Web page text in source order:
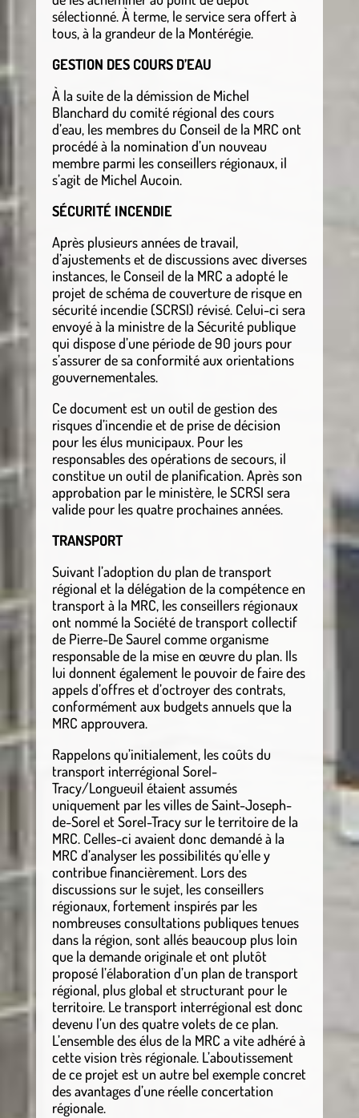
sélectionné. À terme, le service sera offert à
tous, à la grandeur de la Montérégie.
GESTION DES COURS D’EAU
À la suite de la démission de Michel
Blanchard du comité régional des cours
d’eau, les membres du Conseil de la MRC ont
procédé à la nomination d’un nouveau
membre parmi les conseillers régionaux, il
s’agit de Michel Aucoin.
SÉCURITÉ INCENDIE
Après plusieurs années de travail,
d’ajustements et de discussions avec diverses
instances, le Conseil de la MRC a adopté le
projet de schéma de couverture de risque en
sécurité incendie (SCRSI) révisé. Celui-ci sera
envoyé à la ministre de la Sécurité publique
qui dispose d’une période de 90 jours pour
s’assurer de sa conformité aux orientations
gouvernementales.
Ce document est un outil de gestion des
risques d’incendie et de prise de décision
pour les élus municipaux. Pour les
responsables des opérations de secours, il
constitue un outil de planification. Après son
approbation par le ministère, le SCRSI sera
valide pour les quatre prochaines années.
TRANSPORT
Suivant l’adoption du plan de transport
régional et la délégation de la compétence en
transport à la MRC, les conseillers régionaux
ont nommé la Société de transport collectif
de Pierre-De Saurel comme organisme
responsable de la mise en œuvre du plan. Ils
lui donnent également le pouvoir de faire des
appels d’offres et d’octroyer des contrats,
conformément aux budgets annuels que la
MRC approuvera.
Rappelons qu’initialement, les coûts du
transport interrégional Sorel-
Tracy/Longueuil étaient assumés
uniquement par les villes de Saint-Joseph-
de-Sorel et Sorel-Tracy sur le territoire de la
MRC. Celles-ci avaient donc demandé à la
MRC d’analyser les possibilités qu’elle y
contribue financièrement. Lors des
discussions sur le sujet, les conseillers
régionaux, fortement inspirés par les
nombreuses consultations publiques tenues
dans la région, sont allés beaucoup plus loin
que la demande originale et ont plutôt
proposé l’élaboration d’un plan de transport
régional, plus global et structurant pour le
territoire. Le transport interrégional est donc
devenu l’un des quatre volets de ce plan.
L’ensemble des élus de la MRC a vite adhéré à
cette vision très régionale. L’aboutissement
de ce projet est un autre bel exemple concret
des avantages d’une réelle concertation
régionale.